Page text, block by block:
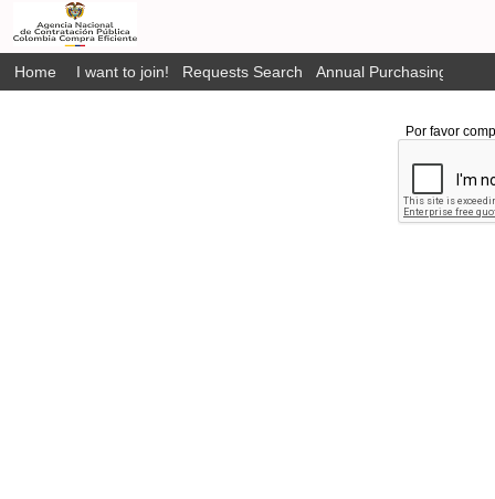
Home I want to join! Requests Search Annual Purchasing Plan
Por favor